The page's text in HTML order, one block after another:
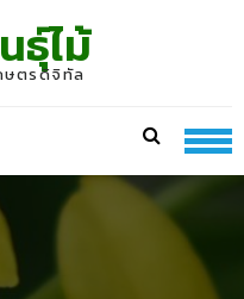
ธุ์ไม้
ษตรดิจิทัล